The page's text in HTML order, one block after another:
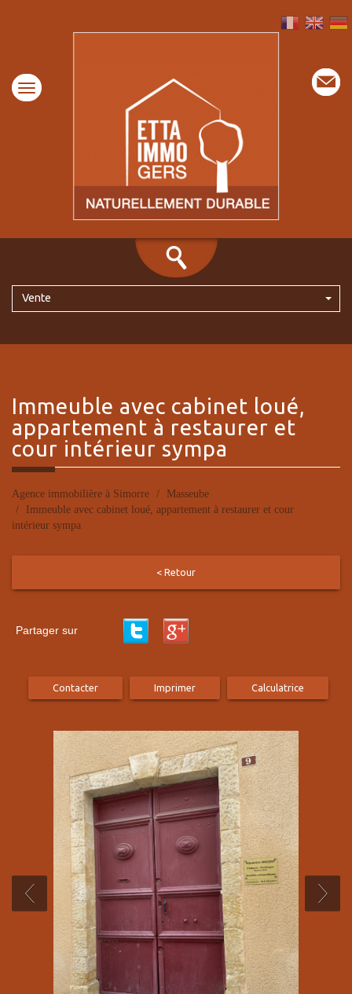
Vente
immeuble avec cabinet loué,
appartement à restaurer et
cour intérieur sympa
Agence immobilière à Simorre
Masseube
Immeuble avec cabinet loué, appartement à restaurer et cour
intérieur sympa
< Retour
Partager sur
Contacter Imprimer Calculatrice